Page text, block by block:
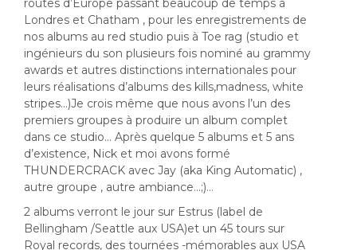
routes d’Europe passant beaucoup de temps à
Londres et Chatham , pour les enregistrements de
nos albums au red studio puis à Toe rag (studio et
ingénieurs du son plusieurs fois nominé au grammy
awards et autres distinctions internationales pour
leurs réalisations d’albums des kills,madness, white
stripes…)Je crois même que nous avons l’un des
premiers groupes à produire un album complet
dans ce studio… Après quelque 5 albums et 5 ans
d’existence, Nick et moi avons formé
THUNDERCRACK avec Jay (aka King Automatic) ,
autre groupe , autre ambiance…;)…
2 albums verront le jour sur Estrus (label de
Bellingham /Seattle aux USA)et un 45 tours sur
Royal records, des tournées -mémorables aux USA